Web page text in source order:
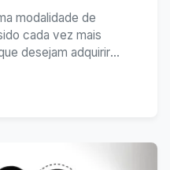
modalidade de
cada vez mais
desejam adquirir
explorar como o